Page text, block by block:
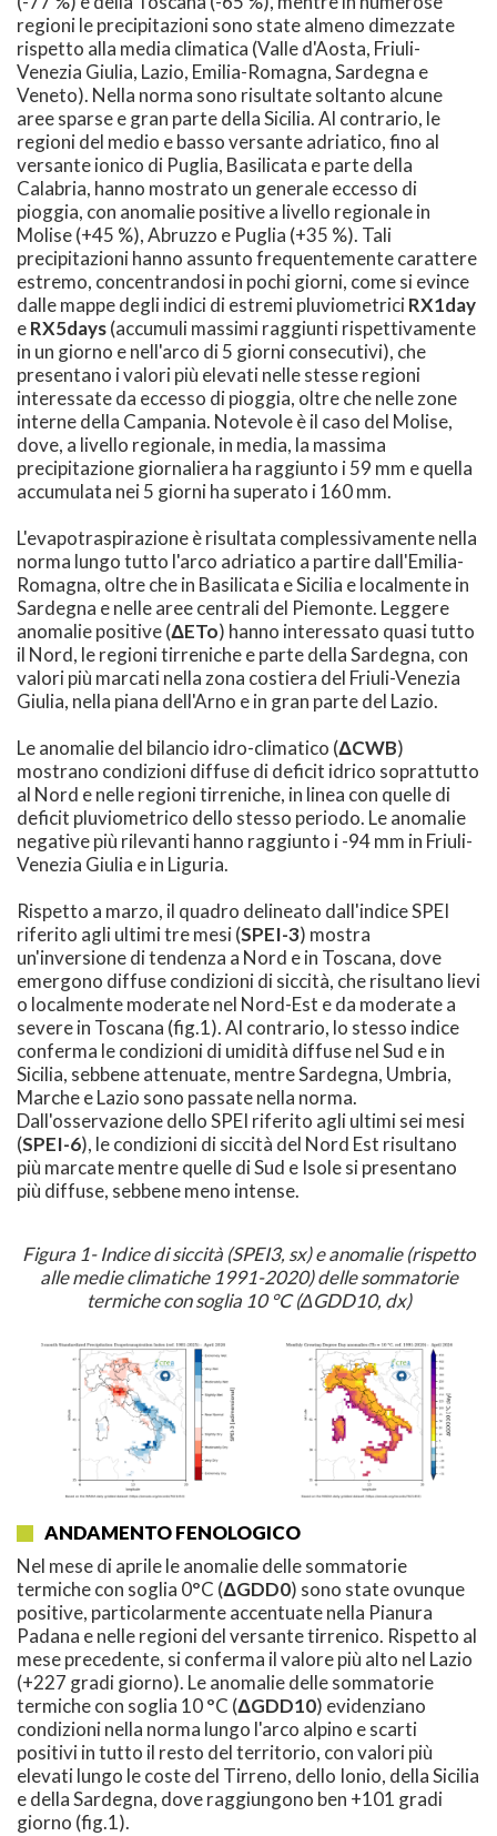
regioni le precipitazioni sono state almeno dimezzate
rispetto alla media climatica (Valle d'Aosta, Friuli-
Venezia Giulia, Lazio, Emilia-Romagna, Sardegna e
Veneto). Nella norma sono risultate soltanto alcune
aree sparse e gran parte della Sicilia. Al contrario, le
regioni del medio e basso versante adriatico, fino al
versante ionico di Puglia, Basilicata e parte della
Calabria, hanno mostrato un generale eccesso di
pioggia, con anomalie positive a livello regionale in
Molise (+45 %), Abruzzo e Puglia (+35 %). Tali
precipitazioni hanno assunto frequentemente carattere
estremo, concentrandosi in pochi giorni, come si evince
dalle mappe degli indici di estremi pluviometriciRX1day
eRX5days(accumuli massimi raggiunti rispettivamente
in un giorno e nell'arco di 5 giorni consecutivi), che
presentano i valori più elevati nelle stesse regioni
interessate da eccesso di pioggia, oltre che nelle zone
interne della Campania. Notevole è il caso del Molise,
dove, a livello regionale, in media, la massima
precipitazione giornaliera ha raggiunto i 59 mm e quella
accumulata nei 5 giorni ha superato i 160 mm.
L'evapotraspirazione è risultata complessivamente nella
norma lungo tutto l'arco adriatico a partire dall'Emilia-
Romagna, oltre che in Basilicata e Sicilia e localmente in
Sardegna e nelle aree centrali del Piemonte. Leggere
anomalie positive (ΔETo) hanno interessato quasi tutto
il Nord, le regioni tirreniche e parte della Sardegna, con
valori più marcati nella zona costiera del Friuli-Venezia
Giulia, nella piana dell'Arno e in gran parte del Lazio.
Le anomalie del bilancio idro-climatico (ΔCWB)
mostrano condizioni diffuse di deficit idrico soprattutto
al Nord e nelle regioni tirreniche, in linea con quelle di
deficit pluviometrico dello stesso periodo. Le anomalie
negative più rilevanti hanno raggiunto i -94 mm in Friuli-
Venezia Giulia e in Liguria.
Rispetto a marzo, il quadro delineato dall'indice SPEI
riferito agli ultimi tre mesi (SPEI-3) mostra
un'inversione di tendenza a Nord e in Toscana, dove
emergono diffuse condizioni di siccità, che risultano lievi
o localmente moderate nel Nord-Est e da moderate a
severe in Toscana (fig.1). Al contrario, lo stesso indice
conferma le condizioni di umidità diffuse nel Sud e in
Sicilia, sebbene attenuate, mentre Sardegna, Umbria,
Marche e Lazio sono passate nella norma.
Dall'osservazione dello SPEI riferito agli ultimi sei mesi
(SPEI-6), le condizioni di siccità del Nord Est risultano
più marcate mentre quelle di Sud e Isole si presentano
più diffuse, sebbene meno intense.
Figura 1- Indice di siccità (SPEI3, sx) e anomalie (rispetto
alle medie climatiche 1991-2020) delle sommatorie
termiche con soglia 10 °C (ΔGDD10, dx)
ANDAMENTO FENOLOGICO
Nel mese di aprile le anomalie delle sommatorie
termiche con soglia 0°C (ΔGDD0) sono state ovunque
positive, particolarmente accentuate nella Pianura
Padana e nelle regioni del versante tirrenico. Rispetto al
mese precedente, si conferma il valore più alto nel Lazio
(+227 gradi giorno). Le anomalie delle sommatorie
termiche con soglia 10 °C (ΔGDD10) evidenziano
condizioni nella norma lungo l'arco alpino e scarti
positivi in tutto il resto del territorio, con valori più
elevati lungo le coste del Tirreno, dello Ionio, della Sicilia
e della Sardegna, dove raggiungono ben +101 gradi
giorno (fig.1).